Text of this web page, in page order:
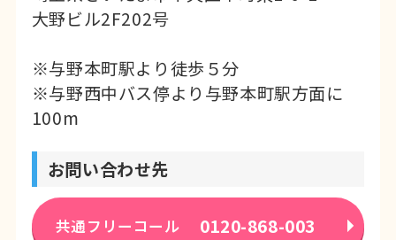
大野ビル2F202号
※与野本町駅より徒歩５分
※与野西中バス停より与野本町駅方面に
100m
お問い合わせ先
共通フリーコール 0120-868-003